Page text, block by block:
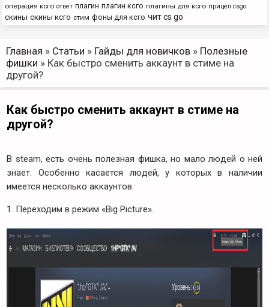
операция ксго ответ плагин плагин ксго плагины для ксго прицел csgo
скины скины ксго стим фоны для ксго чит cs go
Главная » Статьи » Гайды для новичков » Полезные
фишки » Как быстро сменить аккаунт в стиме на
другой?
Как быстро сменить аккаунт в стиме на
другой?
В steam, есть очень полезная фишка, но мало людей о ней
знает. Особенно касается людей, у которых в наличии
имеется несколько аккаунтов.
1. Переходим в режим «Big Picture».